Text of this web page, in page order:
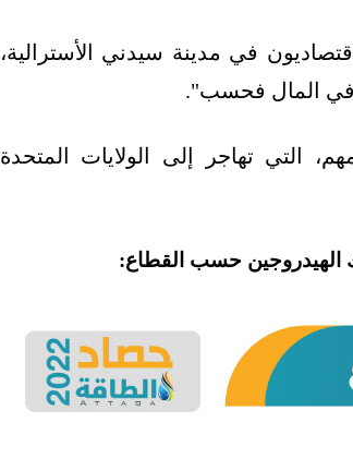
في مدينة سيدني الأسترالية،
التي تهاجر إلى الولايات المتحدة
الهيدروجين حسب القطاع: